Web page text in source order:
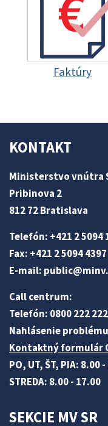
Faktúry
KONTAKT
Ministerstvo vnútra
Pribinova 2
812 72 Bratislava
Telefón: +421 2 5094
Fax: +421 2 5094 4397
E-mail: public@minv
Call centrum:
Telefón: 0800 222 222
Nahlásenie
Kontaktný formulár
PO, UT, ŠT, PIA: 8.00
STREDA: 8.00 - 17.00
SEKCIE MV SR